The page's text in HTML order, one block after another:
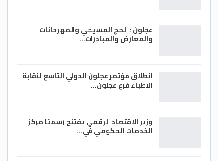
عجلون : الحج المسيحي والمهرحانات
والمعارض والمبادرات…
انطلاق مؤتمر عجلون الدولي التاسع لنقابة
الاطباء فرع عجلون…
وزير الاقتصاد الرقمي يفتتح رسميًا مركز
الخدمات الحكومي في…